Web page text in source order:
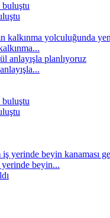
beyin...